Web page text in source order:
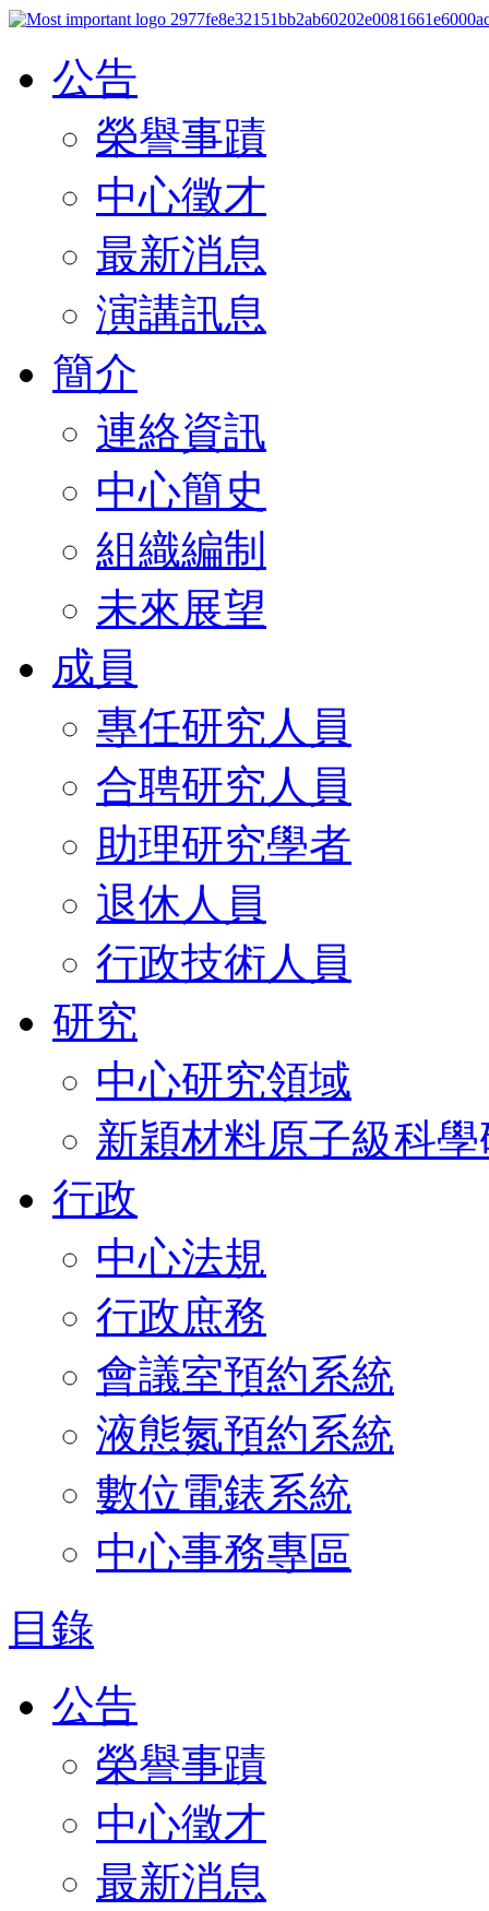
公告
榮譽事蹟
中心徵才
最新消息
演講訊息
簡介
連絡資訊
中心簡史
組織編制
未來展望
成員
專任研究人員
合聘研究人員
助理研究學者
退休人員
行政技術人員
研究
中心研究領域
新穎材料原子級科
行政
中心法規
行政庶務
會議室預約系統
液態氮預約系統
數位電錶系統
中心事務專區
目錄
公告
榮譽事蹟
中心徵才
最新消息